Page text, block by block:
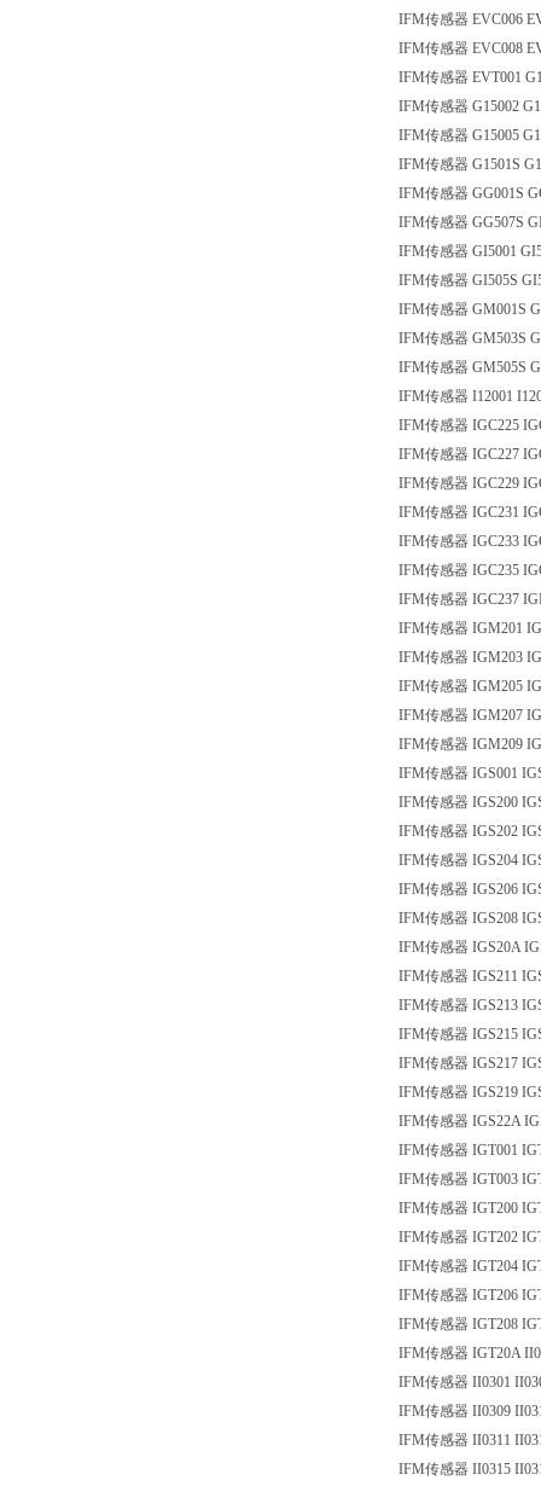
IFM传感器 EVC006
IFM传感器 EVC008
IFM传感器 EVT001
IFM传感器 G15002
IFM传感器 G15005
IFM传感器 G1501S
IFM传感器 GG001S
IFM传感器 GG507S
IFM传感器 GI5001
IFM传感器 GI505S
IFM传感器 GM001S
IFM传感器 GM503S
IFM传感器 GM505S
IFM传感器 I12001
IFM传感器 IGC225
IFM传感器 IGC227
IFM传感器 IGC229
IFM传感器 IGC231
IFM传感器 IGC233
IFM传感器 IGC235
IFM传感器 IGC237
IFM传感器 IGM201
IFM传感器 IGM203
IFM传感器 IGM205
IFM传感器 IGM207
IFM传感器 IGM209
IFM传感器 IGS001
IFM传感器 IGS200
IFM传感器 IGS202
IFM传感器 IGS204
IFM传感器 IGS206
IFM传感器 IGS208
IFM传感器 IGS20A
IFM传感器 IGS211
IFM传感器 IGS213
IFM传感器 IGS215
IFM传感器 IGS217
IFM传感器 IGS219
IFM传感器 IGS22A
IFM传感器 IGT001
IFM传感器 IGT003
IFM传感器 IGT200
IFM传感器 IGT202
IFM传感器 IGT204
IFM传感器 IGT206
IFM传感器 IGT208
IFM传感器 IGT20A
IFM传感器 II0301
IFM传感器 II0309
IFM传感器 II0311
IFM传感器 II0315